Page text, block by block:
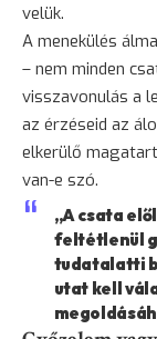
velük.
A menekülés
– nem minden
visszavonulás a
az érzéseid az
elkerülő
van-e szó.
„A csata
feltétlenül
tudatalatti
utat kell